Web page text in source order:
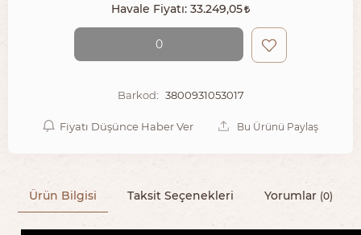
Havale Fiyatı: 33.249,05
0
Barkod: 3800931053017
Fiyatı Düşünce Haber Ver Bu Ürünü Paylaş
Ürün Bilgisi Taksit Seçenekleri Yorumlar (0)